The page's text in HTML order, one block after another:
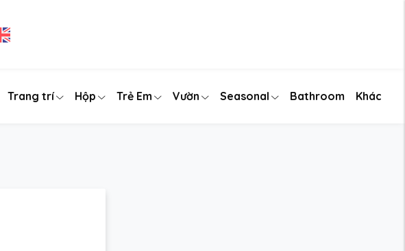
Trang trí Hộp Trẻ Em Vườn Seasonal Bathroom Khác